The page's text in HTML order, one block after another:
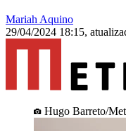
Mariah Aquino
29/04/2024 18:15,
Hugo Barreto/